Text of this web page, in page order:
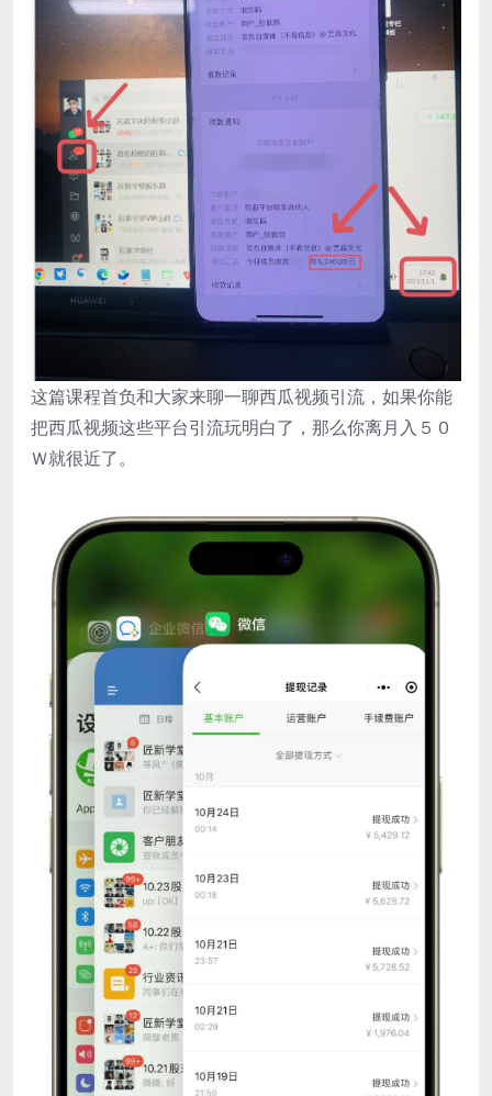
这篇课程首负和大家来聊一聊西瓜视频引流，如果你能
把西瓜视频这些平台引流玩明白了，那么你离月入５０
Ｗ就很近了。